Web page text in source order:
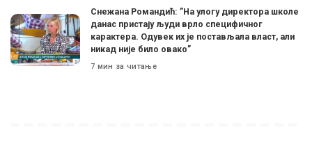
Снежана Романдић: ”На улогу директора школе
данас пристају људи врло специфичног
карактера. Одувек их је постављала власт, али
никад није било овако”
7 мин за читање